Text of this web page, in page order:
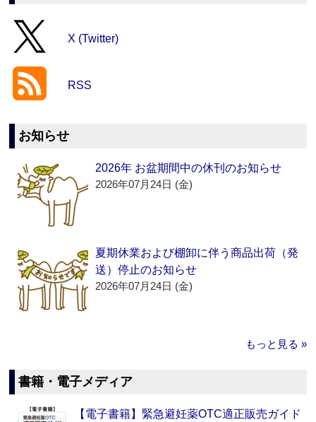
X (Twitter)
RSS
お知らせ
2026年 お盆期間中の休刊のお知らせ
2026年07月24日 (金)
夏期休業および棚卸に伴う商品出荷（発
送）停止のお知らせ
2026年07月24日 (金)
もっと見る »
書籍・電子メディア
【電子書籍】緊急避妊薬OTC適正販売ガイド